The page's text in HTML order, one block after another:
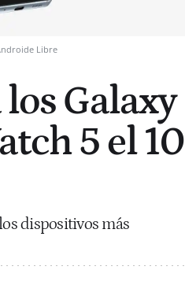
Libre
Galaxy
5 el 10
dispositivos más